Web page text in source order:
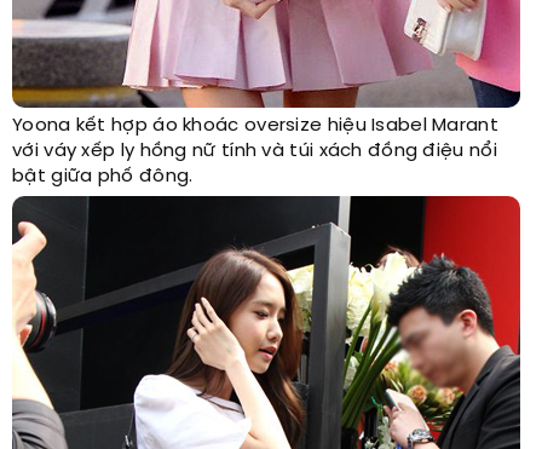
Yoona kết hợp áo khoác oversize hiệu Isabel Marant
với váy xếp ly hồng nữ tính và túi xách đồng điệu nổi
bật giữa phố đông.